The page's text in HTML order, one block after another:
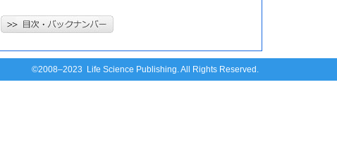
©2008–2023 Life Science Publishing. All Rights Reserved.